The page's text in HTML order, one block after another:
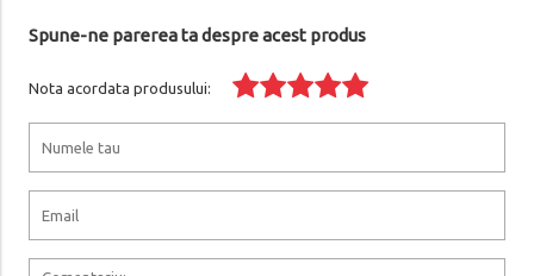
Spune-ne parerea ta despre acest produs
Nota acordata produsului: